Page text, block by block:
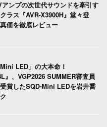
アンプの次世代サウンドを牽引す
ラス『AVR-X3900H』堂々登
価を徹底レビュー
Mini LED」の大本命！
』、VGP2026 SUMMER審査員
賞したSQD-Mini LEDを岩井喬